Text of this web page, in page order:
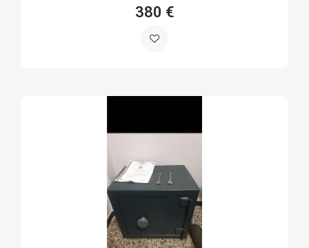
380 €